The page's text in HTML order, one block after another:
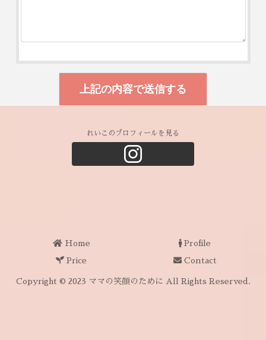
れいこのプロフィールを見る
Home Profile
Price Contact
Copyright © 2023 ママの笑顔のために All Rights Reserved.